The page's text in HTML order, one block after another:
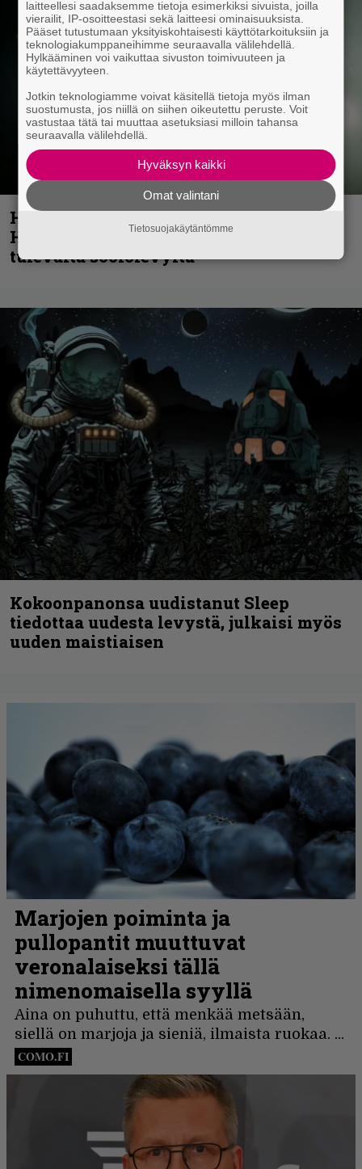
Helloween- ja Gamma Ray -mies Kai
Hansen julkaisi uuden maistiaisen
tulevalta soololevyltä
Kokoonpanonsa uudistanut Sleep
tiedottaa uudesta levystä, julkaisi myös
uuden maistiaisen
laitteellesi saadaksemme tietoja esimerkiksi sivuista, joilla
vierailit, IP-osoitteestasi sekä laitteesi ominaisuuksista.
Pääset tutustumaan yksityiskohtaisesti käyttötarkoituksiin ja
teknologiakumppaneihimme seuraavalla välilehdellä.
Hylkääminen voi vaikuttaa sivuston toimivuuteen ja
käytettävyyteen.
Jotkin teknologiamme voivat käsitellä tietoja myös ilman
suostumusta, jos niillä on siihen oikeutettu peruste. Voit
vastustaa tätä tai muuttaa asetuksiasi milloin tahansa
seuraavalla välilehdellä.
Hyväksyn kaikki
Omat valintani
Tietosuojakäytäntömme